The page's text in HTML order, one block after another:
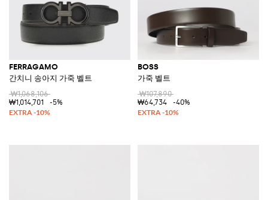
FERRAGAMO
간치니 송아지 가죽 벨트
₩1,068,106
₩1,014,701
-5%
BOSS
가죽 벨트
₩107,890
₩64,734
-40%